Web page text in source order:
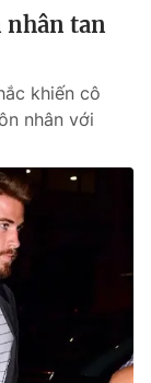
nhân tan
khiến cô
nhân với